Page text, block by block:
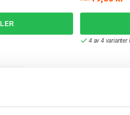
4 av 4 varianter